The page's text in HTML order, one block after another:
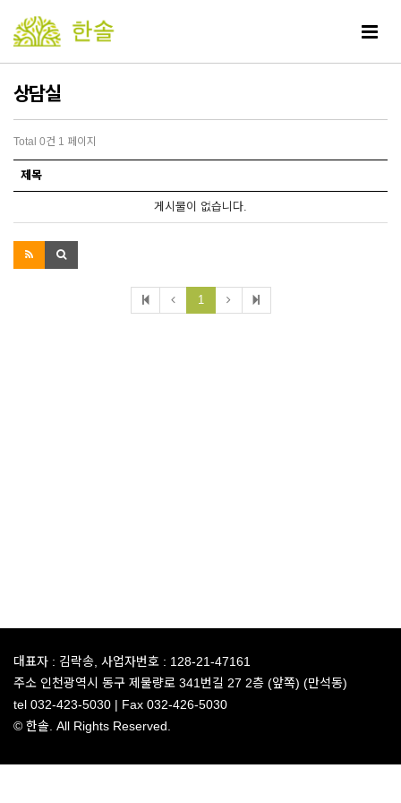
Toggle
상담실
Total 0건 1 페이지
제목
게시물이 없습니다.
1
대표자 : 김락송, 사업자번호 : 128-21-47161
주소 인천광역시 동구 제물량로 341번길 27 2층 (앞쪽) (만석동)
tel 032-423-5030 | Fax 032-426-5030
© 한솔. All Rights Reserved.